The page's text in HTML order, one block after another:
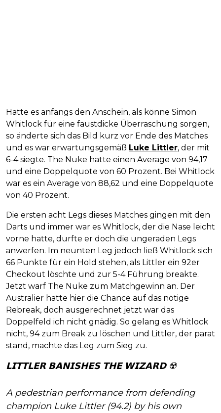
Hatte es anfangs den Anschein, als könne Simon
Whitlock für eine faustdicke Überraschung sorgen,
so änderte sich das Bild kurz vor Ende des Matches
und es war erwartungsgemäß Luke Littler, der mit
6-4 siegte. The Nuke hatte einen Average von 94,17
und eine Doppelquote von 60 Prozent. Bei Whitlock
war es ein Average von 88,62 und eine Doppelquote
von 40 Prozent.
Die ersten acht Legs dieses Matches gingen mit den
Darts und immer war es Whitlock, der die Nase leicht
vorne hatte, durfte er doch die ungeraden Legs
anwerfen. Im neunten Leg jedoch ließ Whitlock sich
66 Punkte für ein Hold stehen, als Littler ein 92er
Checkout löschte und zur 5-4 Führung breakte.
Jetzt warf The Nuke zum Matchgewinn an. Der
Australier hatte hier die Chance auf das nötige
Rebreak, doch ausgerechnet jetzt war das
Doppelfeld ich nicht gnädig. So gelang es Whitlock
nicht, 94 zum Break zu löschen und Littler, der parat
stand, machte das Leg zum Sieg zu.
𝗟𝗜𝗧𝗧𝗟𝗘𝗥 𝗕𝗔𝗡𝗜𝗦𝗛𝗘𝗦 𝗧𝗛𝗘 𝗪𝗜𝗭𝗔𝗥𝗗 ☢️
A pedestrian performance from defending
champion Luke Littler (94.2) by his own